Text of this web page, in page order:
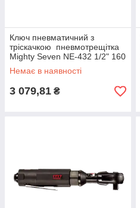
Ключ пневматичний з
тріскачкою пневмотрещітка
Mighty Seven NE-432 1/2" 160
об/хв 6,3бар 81 Нм
Немає в наявності
3 079,81 ₴